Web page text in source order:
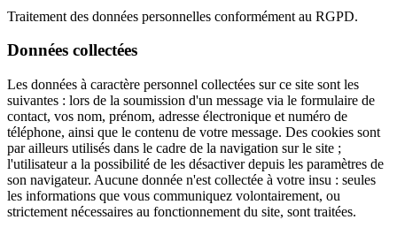
Traitement des données personnelles conformément au RGPD.
Données collectées
Les données à caractère personnel collectées sur ce site sont les
suivantes : lors de la soumission d'un message via le formulaire de
contact, vos nom, prénom, adresse électronique et numéro de
téléphone, ainsi que le contenu de votre message. Des cookies sont
par ailleurs utilisés dans le cadre de la navigation sur le site ;
l'utilisateur a la possibilité de les désactiver depuis les paramètres de
son navigateur. Aucune donnée n'est collectée à votre insu : seules
les informations que vous communiquez volontairement, ou
strictement nécessaires au fonctionnement du site, sont traitées.